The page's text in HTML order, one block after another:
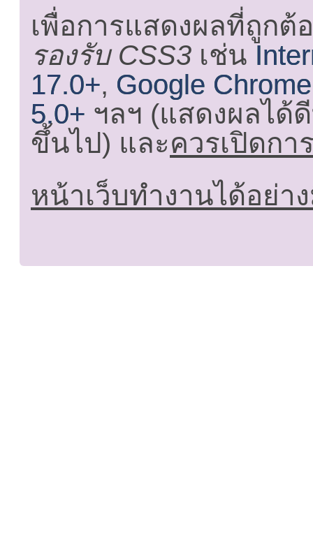
เพื่อการแสดงผลที่ถูกต้
รองรับ CSS3 เช่น
17.0+, Google
5.0+ ฯลฯ (แสดงผลได้
ขึ้นไป) และควรเปิดกา
หน้าเว็บทำงานได้อย่า